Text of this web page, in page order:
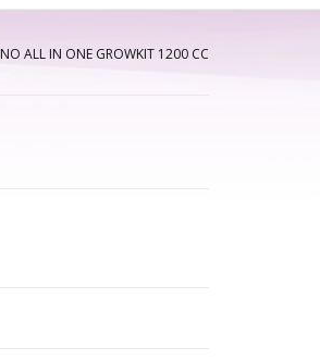
ALL IN ONE GROWKIT 1200 CC